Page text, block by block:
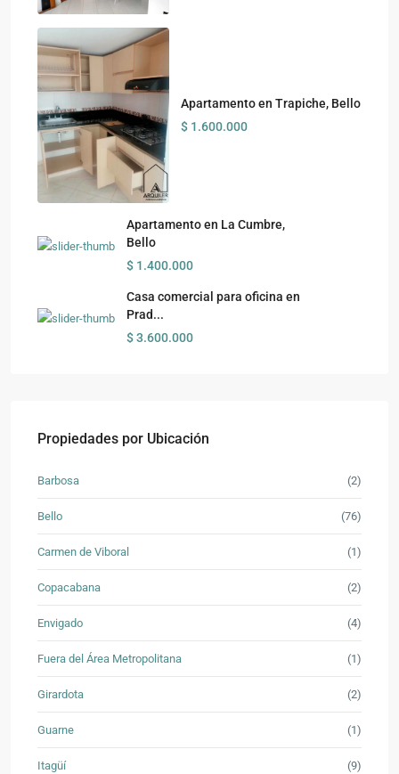
Apartamento en Trapiche, Bello
$ 1.600.000
Apartamento en La Cumbre,
Bello
$ 1.400.000
Casa comercial para oficina en
Prad...
$ 3.600.000
Propiedades por Ubicación
Barbosa (2)
Bello (76)
Carmen de Viboral (1)
Copacabana (2)
Envigado (4)
Fuera del Área Metropolitana (1)
Girardota (2)
Guarne (1)
Itagüí (9)